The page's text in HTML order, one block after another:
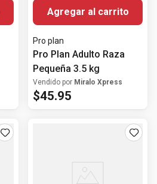
Agregar al carrito
Pro plan
Pro Plan Adulto Raza
Pequeña 3.5 kg
Vendido por Miralo Xpress
$45.95